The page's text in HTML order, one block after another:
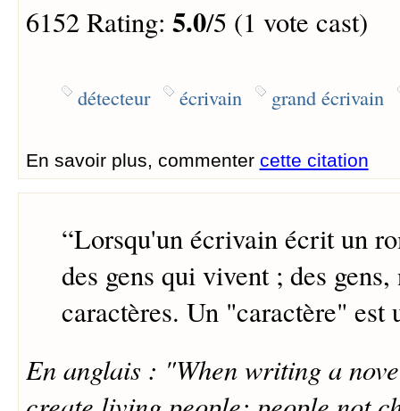
6152 Rating: 5.0/5 (1 vote cast)
détecteur écrivain grand écrivain
En savoir plus, commenter cette citation
“Lorsqu'un écrivain écrit un
des gens qui vivent ; des gens,
caractères. Un "caractère" est
En anglais : "When writing a